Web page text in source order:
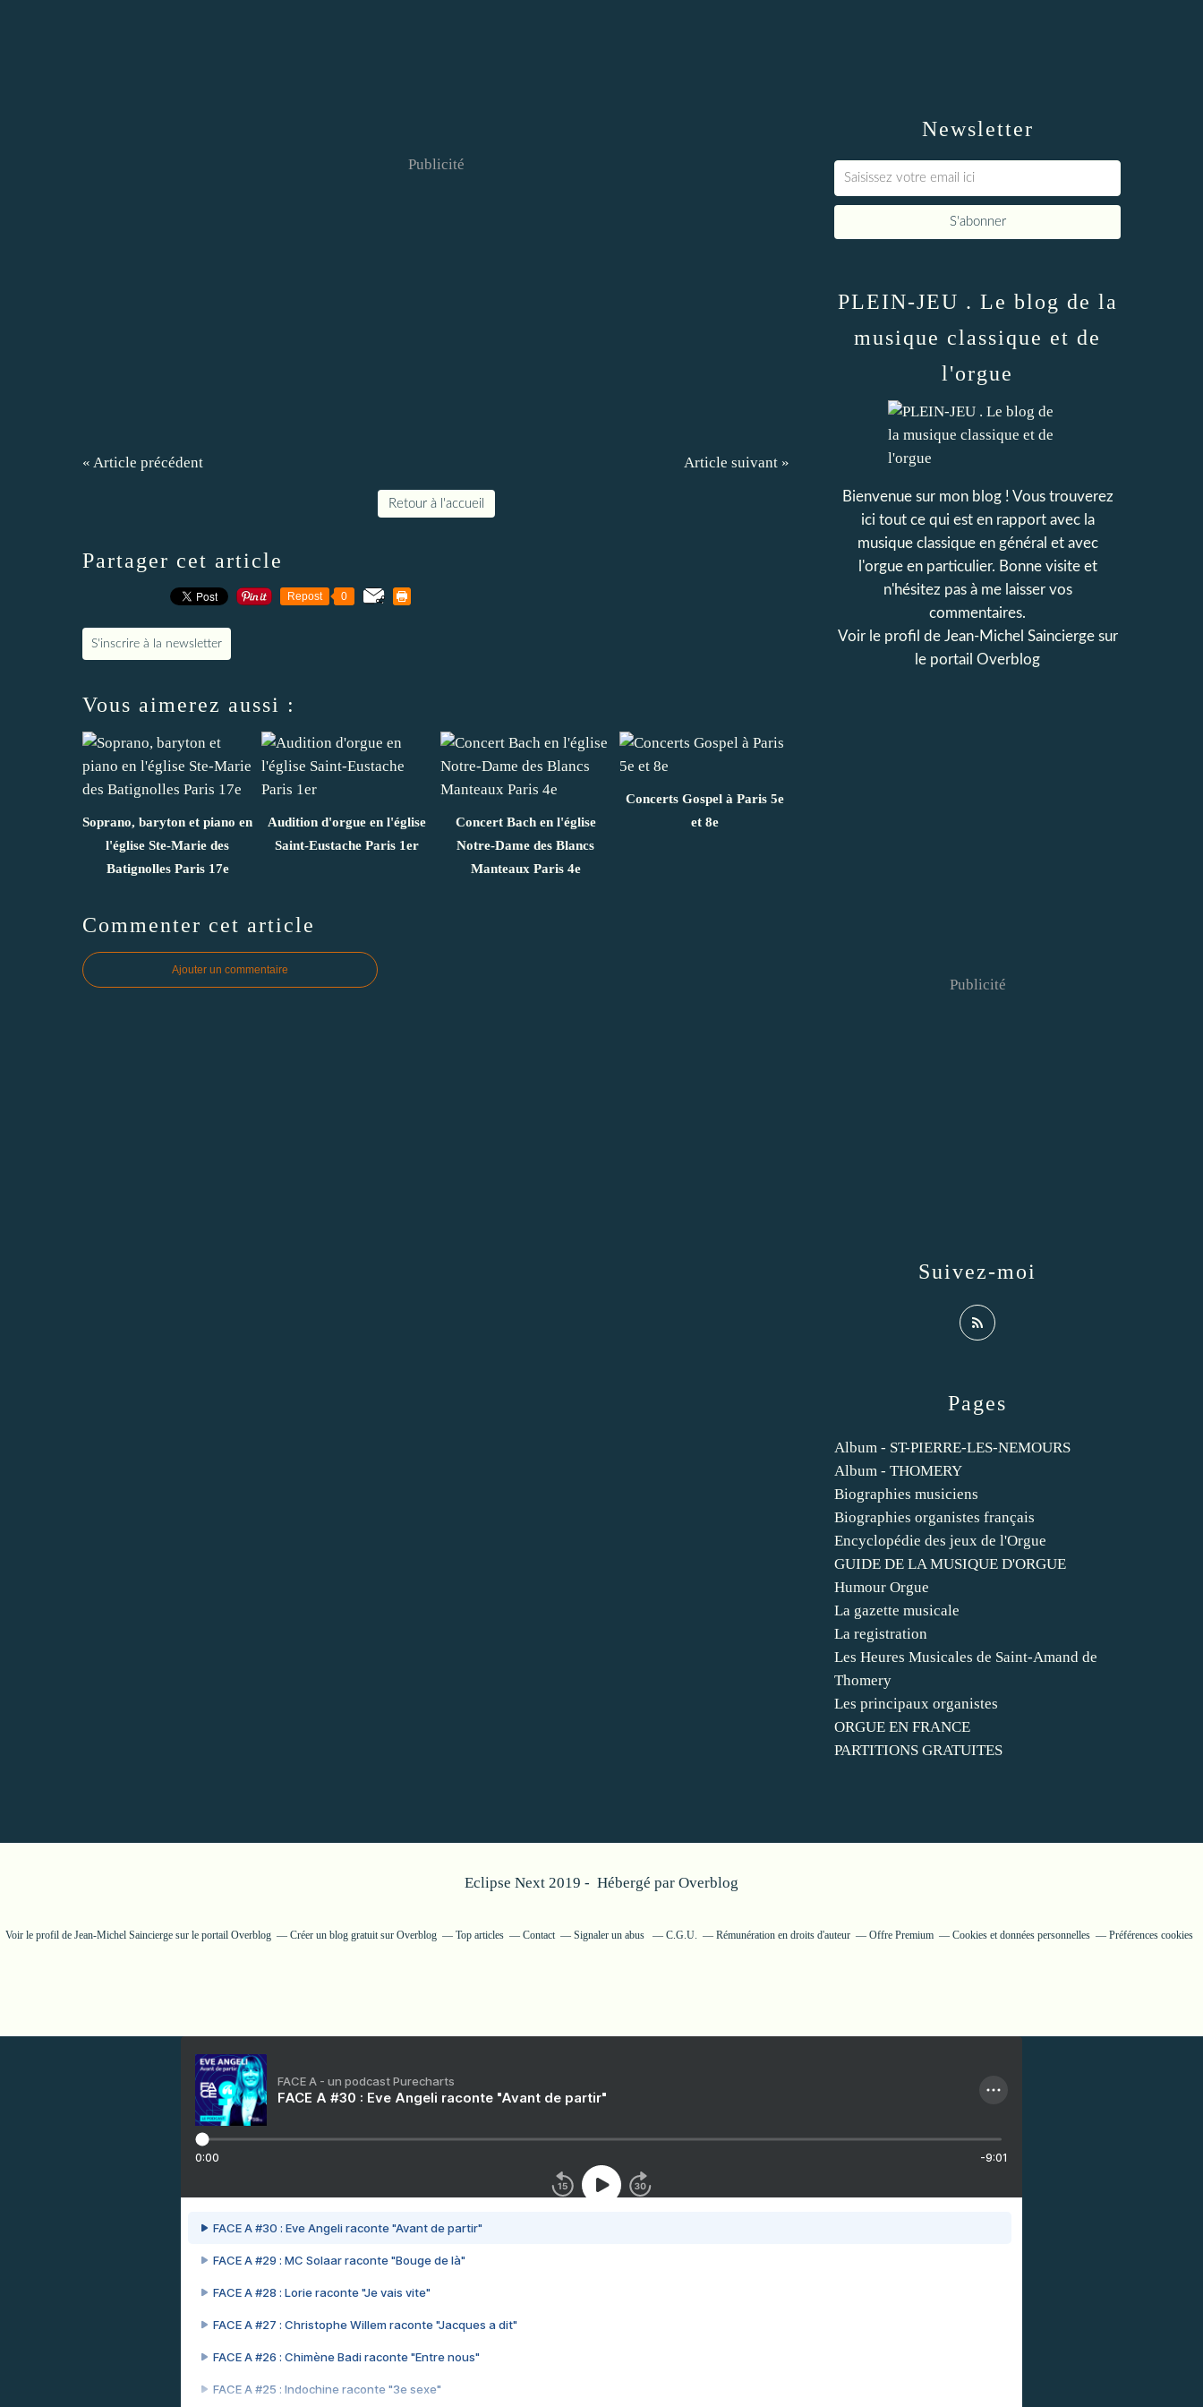
Publicité
« Article précédent Article suivant »
Retour à l'accueil
Partager cet article
Repost 0
S'inscrire à la newsletter
Vous aimerez aussi :
Soprano, baryton et piano en
l'église Ste-Marie des
Batignolles Paris 17e
Audition d'orgue en l'église
Saint-Eustache Paris 1er
Concert Bach en l'église
Notre-Dame des Blancs
Manteaux Paris 4e
Concerts Gospel à Paris 5e
et 8e
Commenter cet article
Ajouter un commentaire
Newsletter
Pages
Album - ST-PIERRE-LES-NEMOURS
Album - THOMERY
Biographies musiciens
Biographies organistes français
Encyclopédie des jeux de l'Orgue
GUIDE DE LA MUSIQUE D'ORGUE
Humour Orgue
La gazette musicale
La registration
Les Heures Musicales de Saint-Amand de
Thomery
Les principaux organistes
ORGUE EN FRANCE
PARTITIONS GRATUITES
PLEIN-JEU . Le blog de la
musique classique et de
l'orgue
Bienvenue sur mon blog ! Vous trouverez
ici tout ce qui est en rapport avec la
musique classique en général et avec
l'orgue en particulier. Bonne visite et
n'hésitez pas à me laisser vos
commentaires.
Voir le profil de Jean-Michel Sainciergesur
le portail Overblog
Suivez-moi
Publicité
Eclipse Next 2019 - Hébergé par Overblog
Voir le profil de Jean-Michel Sainciergesur le portail Overblog Créer un blog gratuit sur Overblog Top articles Contact Signaler un abus C.G.U. Rémunération en droits d'auteur Offre Premium Cookies et données personnelles Préférences cookies
FACE A - un podcast Purecharts
FACE A #30 : Eve Angeli raconte "Avant de partir"
0:00 -9:01
FACE A #30 : Eve Angeli raconte "Avant de partir"
FACE A #29 : MC Solaar raconte "Bouge de là"
FACE A #28 : Lorie raconte "Je vais vite"
FACE A #27 : Christophe Willem raconte "Jacques a dit"
FACE A #26 : Chimène Badi raconte "Entre nous"
FACE A #25 : Indochine raconte "3e sexe"